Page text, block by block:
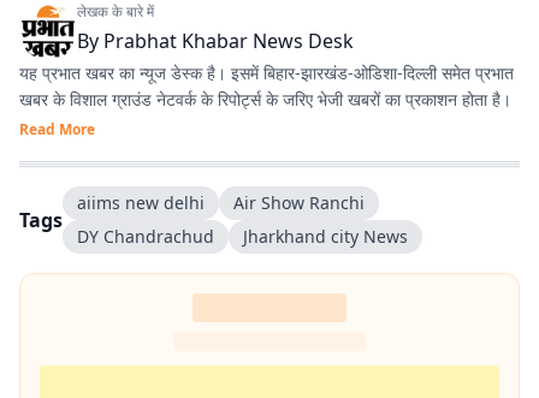
लेखक के बारे में
By Prabhat Khabar News Desk
यह प्रभात खबर का न्यूज डेस्क है। इसमें बिहार-झारखंड-ओडिशा-दिल्‍ली समेत प्रभात
खबर के विशाल ग्राउंड नेटवर्क के रिपोर्ट्स के जरिए भेजी खबरों का प्रकाशन होता है।
Read More
Tags
aiims new delhi
Air Show Ranchi
DY Chandrachud
Jharkhand city News